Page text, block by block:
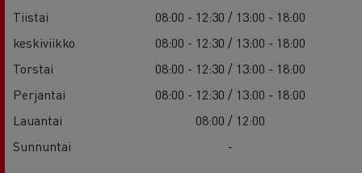
Tiistai
08:00 - 12:30 / 13:00 - 18:00
keskiviikko
08:00 - 12:30 / 13:00 - 18:00
Torstai
08:00 - 12:30 / 13:00 - 18:00
Perjantai
08:00 - 12:30 / 13:00 - 18:00
Lauantai
08:00 / 12:00
Sunnuntai
-